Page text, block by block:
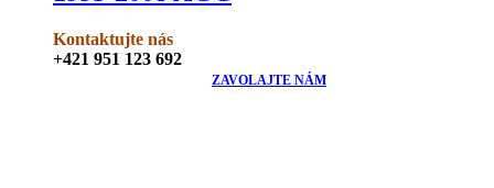
Kontaktujte nás
+421 951 123 692
ZAVOLAJTE NÁM